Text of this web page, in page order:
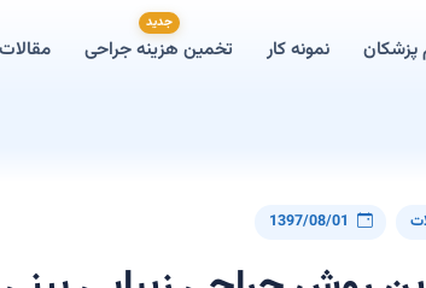
پزشکان نمونه کار
جدید
تخمین هزینه جراحی مقالات
1397/08/01